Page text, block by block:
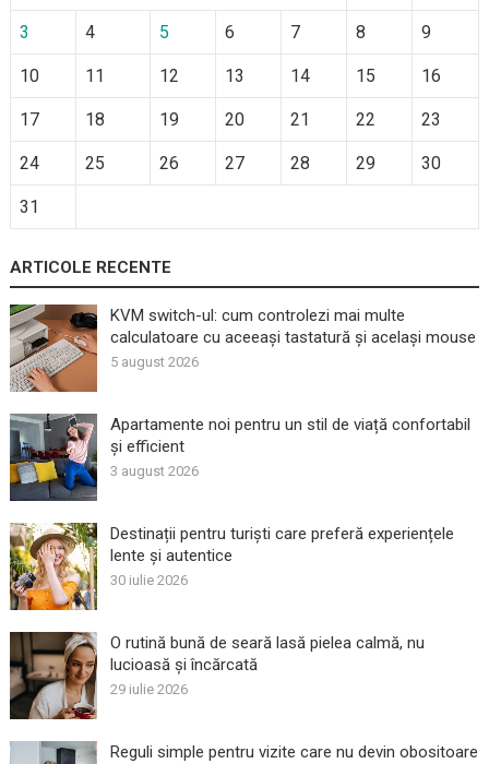
3 4 5 6 7 8 9
10 11 12 13 14 15 16
17 18 19 20 21 22 23
24 25 26 27 28 29 30
31
ARTICOLE RECENTE
KVM switch-ul: cum controlezi mai multe
calculatoare cu aceeași tastatură și același mouse
5 august 2026
Apartamente noi pentru un stil de viață confortabil
și efficient
3 august 2026
Destinații pentru turiști care preferă experiențele
lente și autentice
30 iulie 2026
O rutină bună de seară lasă pielea calmă, nu
lucioasă și încărcată
29 iulie 2026
Reguli simple pentru vizite care nu devin obositoare